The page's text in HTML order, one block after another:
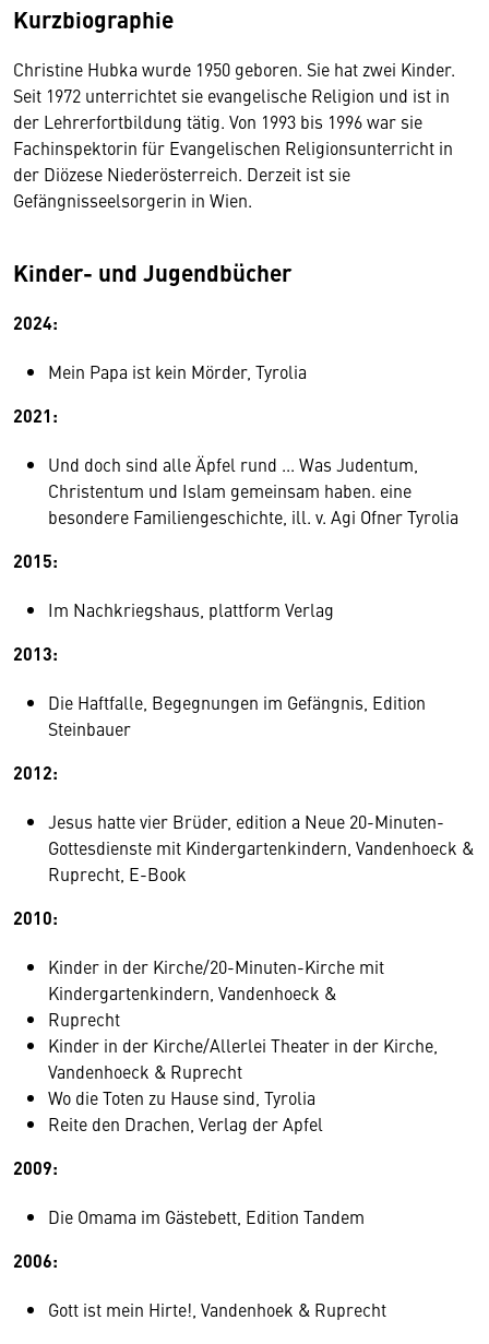
Kurzbiographie
Christine Hubka wurde 1950 geboren. Sie hat zwei Kinder.
Seit 1972 unterrichtet sie evangelische Religion und ist in
der Lehrerfortbildung tätig. Von 1993 bis 1996 war sie
Fachinspektorin für Evangelischen Religionsunterricht in
der Diözese Niederösterreich. Derzeit ist sie
Gefängnisseelsorgerin in Wien.
Kinder- und Jugendbücher
2024:
Mein Papa ist kein Mörder, Tyrolia
2021:
Und doch sind alle Äpfel rund ... Was Judentum,
Christentum und Islam gemeinsam haben. eine
besondere Familiengeschichte, ill. v. Agi Ofner Tyrolia
2015:
Im Nachkriegshaus, plattform Verlag
2013:
Die Haftfalle, Begegnungen im Gefängnis, Edition
Steinbauer
2012:
Jesus hatte vier Brüder, edition a Neue 20-Minuten-
Gottesdienste mit Kindergartenkindern, Vandenhoeck &
Ruprecht, E-Book
2010:
Kinder in der Kirche/20-Minuten-Kirche mit
Kindergartenkindern, Vandenhoeck &
Ruprecht
Kinder in der Kirche/Allerlei Theater in der Kirche,
Vandenhoeck & Ruprecht
Wo die Toten zu Hause sind, Tyrolia
Reite den Drachen, Verlag der Apfel
2009:
Die Omama im Gästebett, Edition Tandem
2006:
Gott ist mein Hirte!, Vandenhoek & Ruprecht